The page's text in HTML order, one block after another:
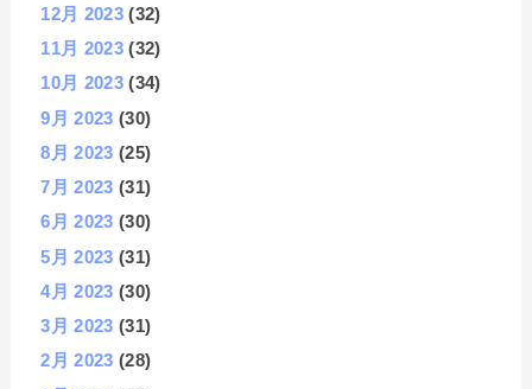
12月 2023(32)
11月 2023(32)
10月 2023(34)
9月 2023(30)
8月 2023(25)
7月 2023(31)
6月 2023(30)
5月 2023(31)
4月 2023(30)
3月 2023(31)
2月 2023(28)